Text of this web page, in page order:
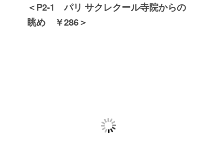
＜P2-1 パリ サクレクール寺院からの
眺め ￥286＞